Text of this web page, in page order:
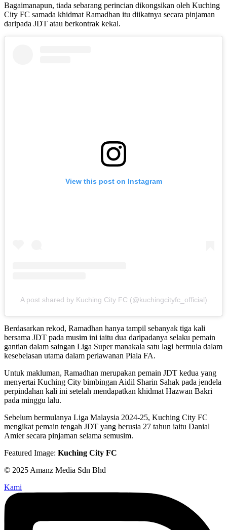
Bagaimanapun, tiada sebarang perincian dikongsikan oleh Kuching
City FC samada khidmat Ramadhan itu diikatnya secara pinjaman
daripada JDT atau berkontrak kekal.
View this post on Instagram
A post shared by Kuching City FC (@kuchingcityfc_official)
Berdasarkan rekod, Ramadhan hanya tampil sebanyak tiga kali
bersama JDT pada musim ini iaitu dua daripadanya selaku pemain
gantian dalam saingan Liga Super manakala satu lagi bermula dalam
kesebelasan utama dalam perlawanan Piala FA.
Untuk makluman, Ramadhan merupakan pemain JDT kedua yang
menyertai Kuching City bimbingan Aidil Sharin Sahak pada jendela
perpindahan kali ini setelah mendapatkan khidmat Hazwan Bakri
pada minggu lalu.
Sebelum bermulanya Liga Malaysia 2024-25, Kuching City FC
mengikat pemain tengah JDT yang berusia 27 tahun iaitu Danial
Amier secara pinjaman selama semusim.
Featured Image: Kuching City FC
© 2025 Amanz Media Sdn Bhd
Kami